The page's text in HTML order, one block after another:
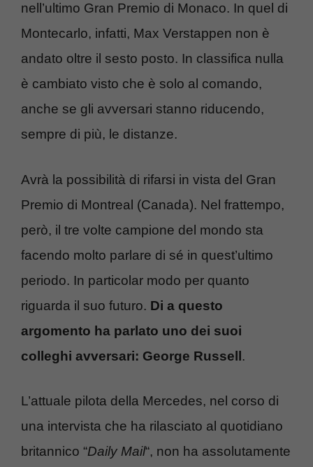
nell’ultimo Gran Premio di Monaco. In quel di
Montecarlo, infatti, Max Verstappen non è
andato oltre il sesto posto. In classifica nulla
è cambiato visto che è solo al comando,
anche se gli avversari stanno riducendo,
sempre di più, le distanze.
Avrà la possibilità di rifarsi in vista del Gran
Premio di Montreal (Canada). Nel frattempo,
però, il tre volte campione del mondo sta
facendo molto parlare di sé in quest’ultimo
periodo. In particolar modo per quanto
riguarda il suo futuro. Di a questo
argomento ha parlato uno dei suoi
colleghi avversari: George Russell.
L’attuale pilota della Mercedes, nel corso di
una intervista che ha rilasciato al quotidiano
britannico “Daily Mail“, non ha assolutamente